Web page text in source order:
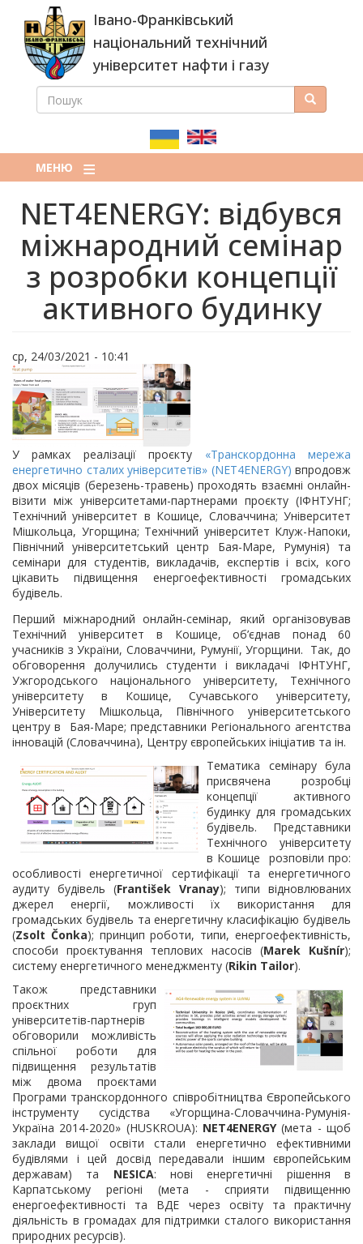
основного
вмісту
Івано-Франківський
національний технічний
університет нафти і газу
ПОШУКОВА
ПОШУК Пошук
МЕНЮ
NET4ENERGY: відбувся
міжнародний семінар
з розробки концепції
активного будинку
ср, 24/03/2021 - 10:41
У рамках реалізації проєкту «Транскордонна мережа
енергетично сталих університетів» (NET4ENERGY) впродовж
двох місяців (березень-травень) проходять взаємні онлайн-
візити між університетами-партнерами проєкту (ІФНТУНГ;
Технічний університет в Кошице, Словаччина; Університет
Мішкольца, Угорщина; Технічний університет Клуж-Напоки,
Північний університетський центр Бая-Маре, Румунія) та
семінари для студентів, викладачів, експертів і всіх, кого
цікавить підвищення енергоефективності громадських
будівель.
Перший міжнародний онлайн-семінар, який організовував
Технічний університет в Кошице, об’єднав понад 60
учасників з України, Словаччини, Румунії, Угорщини. Так, до
обговорення долучились студенти і викладачі ІФНТУНГ,
Ужгородського національного університету, Технічного
університету в Кошице, Сучавського університету,
Університету Мішкольца, Північного університетського
центру в Бая-Маре; представники Регіонального агентства
інновацій (Словаччина), Центру європейських ініціатив та ін.
Тематика семінару була
присвячена розробці
концепції активного
будинку для громадських
будівель. Представники
Технічного університету
в Кошице розповіли про:
особливості енергетичної сертифікації та енергетичного
аудиту будівель (František Vranay); типи відновлюваних
джерел енергії, можливості їх використання для
громадських будівель та енергетичну класифікацію будівель
(Zsolt Čonka); принцип роботи, типи, енергоефективність,
способи проєктування теплових насосів (Marek Kušnír);
систему енергетичного менеджменту (Rikin Tailor).
Також представники
проєктних груп
університетів-партнерів
обговорили можливість
спільної роботи для
підвищення результатів
між двома проєктами
Програми транскордонного співробітництва Європейського
інструменту сусідства «Угорщина-Словаччина-Румунія-
Україна 2014-2020» (HUSKROUA): NET4ENERGY(мета - щоб
заклади вищої освіти стали енергетично ефективними
будівлями і цей досвід передавали іншим європейським
державам) та NESICA: нові енергетичні рішення в
Карпатському регіоні (мета - сприяти підвищенню
енергоефективності та ВДЕ через освіту та практичну
діяльність в громадах для підтримки сталого використання
природних ресурсів).